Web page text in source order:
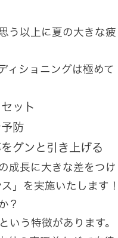
う以上に夏の大きな疲
ィショニングは極めて
ット
防
グンと引き上げる
成長に大きな差をつけ
」を実施いたします！
？
いう特徴があります。